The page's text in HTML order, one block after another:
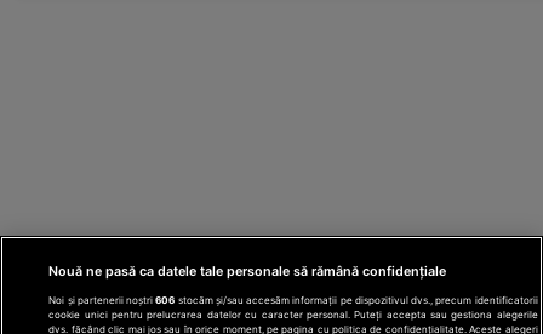
Nouă ne pasă ca datele tale personale să rămână confidențiale
Noi și partenerii noștri606 stocăm și/sau accesăm informații pe dispozitivul dvs., precum identificatorii
cookie unici pentru prelucrarea datelor cu caracter personal. Puteți accepta sau gestiona alegerile
dvs. făcând clic mai jos sau în orice moment, pe pagina cu politica de confidențialitate. Aceste alegeri